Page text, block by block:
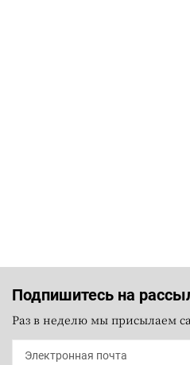
Подпишитесь на
Раз в неделю мы присылаем